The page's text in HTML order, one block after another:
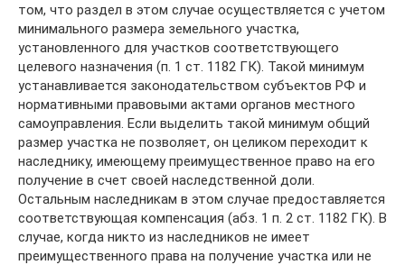
том, что раздел в этом случае осуществляется с учетом
минимального размера земельного участка,
установленного для участков соответствующего
целевого назначения (п. 1 ст. 1182 ГК). Такой минимум
устанавливается законодательством субъектов РФ и
нормативными правовыми актами органов местного
самоуправления. Если выделить такой минимум общий
размер участка не позволяет, он целиком переходит к
наследнику, имеющему преимущественное право на его
получение в счет своей наследственной доли.
Остальным наследникам в этом случае предоставляется
соответствующая компенсация (абз. 1 п. 2 ст. 1182 ГК). В
случае, когда никто из наследников не имеет
преимущественного права на получение участка или не